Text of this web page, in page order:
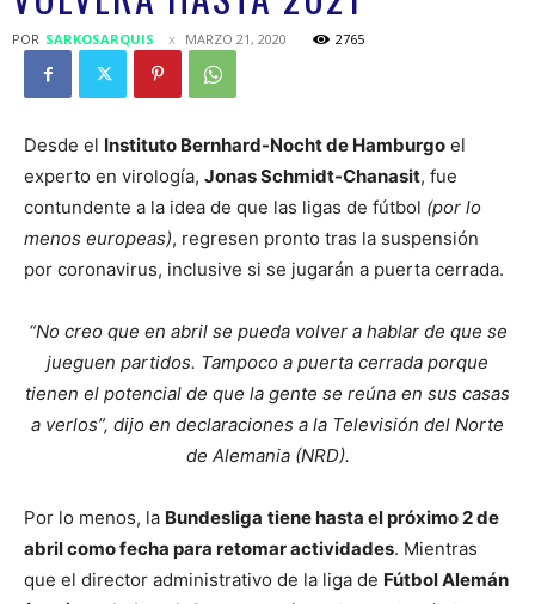
POR SARKOSARQUIS MARZO 21, 2020 2765
Desde el Instituto Bernhard-Nocht de Hamburgo el
experto en virología, Jonas Schmidt-Chanasit, fue
contundente a la idea de que las ligas de fútbol (por lo
menos europeas), regresen pronto tras la suspensión
por coronavirus, inclusive si se jugarán a puerta cerrada.
“No creo que en abril se pueda volver a hablar de que se
jueguen partidos. Tampoco a puerta cerrada porque
tienen el potencial de que la gente se reúna en sus casas
a verlos”, dijo en declaraciones a la Televisión del Norte
de Alemania (NRD).
Por lo menos, la Bundesliga tiene hasta el próximo 2 de
abril como fecha para retomar actividades. Mientras
que el director administrativo de la liga de Fútbol Alemán